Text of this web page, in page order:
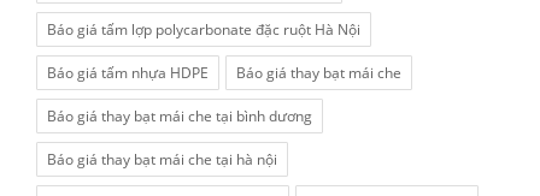
Báo giá tấm lợp polycarbonate đặc ruột Hà Nội
Báo giá tấm nhựa HDPE Báo giá thay bạt mái che
Báo giá thay bạt mái che tại bình dương
Báo giá thay bạt mái che tại hà nội